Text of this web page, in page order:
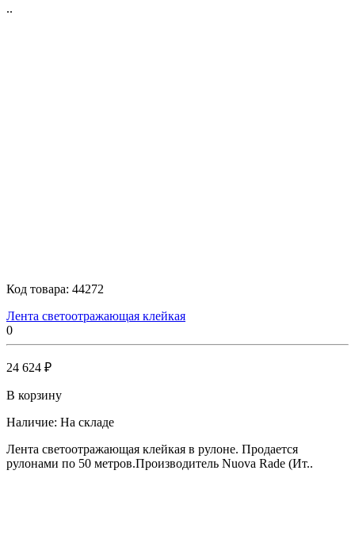
..
Код товара: 44272
Лента светоотражающая клейкая
0
24 624 ₽
В корзину
Наличие: На складе
Лента светоотражающая клейкая в рулоне. Продается
рулонами по 50 метров.Производитель Nuova Rade (Ит..